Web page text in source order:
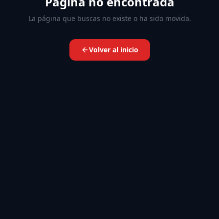
La página que buscas no existe o ha sido movida.
Volver al inicio